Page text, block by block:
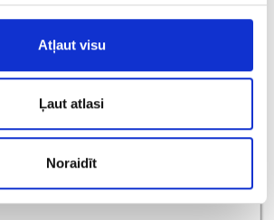
Atļaut visu
Ļaut atlasi
Noraidīt
Кулон 20/0755
€ 7.86